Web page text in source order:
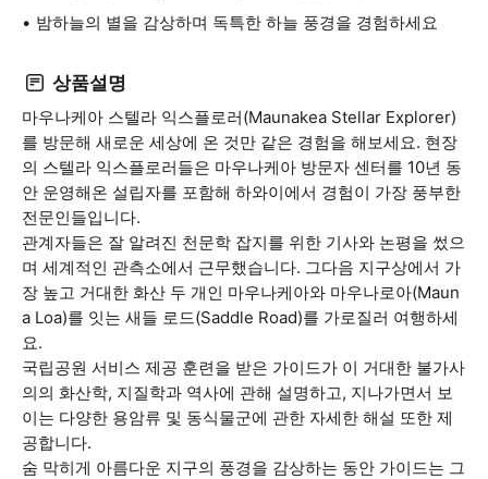
밤하늘의 별을 감상하며 독특한 하늘 풍경을 경험하세요
상품설명
마우나케아 스텔라 익스플로러(Maunakea Stellar Explorer)
를 방문해 새로운 세상에 온 것만 같은 경험을 해보세요. 현장
의 스텔라 익스플로러들은 마우나케아 방문자 센터를 10년 동
안 운영해온 설립자를 포함해 하와이에서 경험이 가장 풍부한
전문인들입니다.
관계자들은 잘 알려진 천문학 잡지를 위한 기사와 논평을 썼으
며 세계적인 관측소에서 근무했습니다. 그다음 지구상에서 가
장 높고 거대한 화산 두 개인 마우나케아와 마우나로아(Maun
a Loa)를 잇는 새들 로드(Saddle Road)를 가로질러 여행하세
요.
국립공원 서비스 제공 훈련을 받은 가이드가 이 거대한 불가사
의의 화산학, 지질학과 역사에 관해 설명하고, 지나가면서 보
이는 다양한 용암류 및 동식물군에 관한 자세한 해설 또한 제
공합니다.
숨 막히게 아름다운 지구의 풍경을 감상하는 동안 가이드는 그